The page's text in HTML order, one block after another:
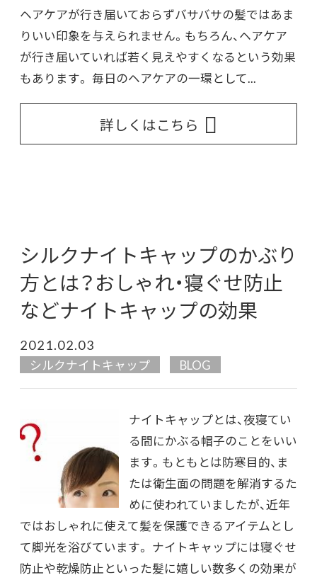
ヘアケアが行き届いておらずバサバサの髪ではあま
りいい印象を与えられません。もちろん、ヘアケア
が行き届いていれば若く見えやすくなるという効果
もあります。 毎日のヘアケアの一環として...
詳しくはこちら
シルクナイトキャップのかぶり
方とは？おしゃれ・寝ぐせ防止
などナイトキャップの効果
2021.02.03
シルクナイトキャップ BLOG
ナイトキャップとは、夜寝てい
る間にかぶる帽子のことをいい
ます。もともとは防寒目的、ま
たは衛生面の問題を解消するた
めに使われていましたが、近年
ではおしゃれに使えて髪を保護できるアイテムとし
て脚光を浴びています。 ナイトキャップには寝ぐせ
防止や乾燥防止といった髪に嬉しい数多くの効果が